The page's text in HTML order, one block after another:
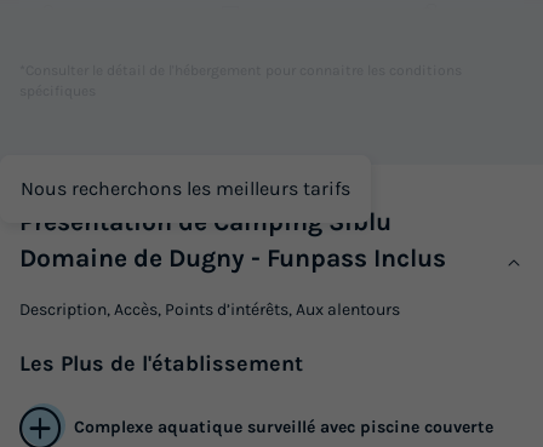
Meilleur prix pour 7 nuits
Modifier les dates
385 €
Prix de comparaison
Voir les logements
Nous recherchons les meilleurs tarifs
Présentation de Camping Siblu
Domaine de Dugny - Funpass Inclus
Description, Accès, Points d’intérêts, Aux alentours
Les Plus de l'établissement
Complexe aquatique surveillé avec piscine couverte